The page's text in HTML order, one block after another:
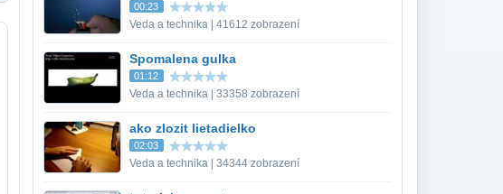
00:23
Veda a technika | 41612 zobrazení
Spomalena gulka
01:12
Veda a technika | 33358 zobrazení
ako zlozit lietadielko
02:03
Veda a technika | 34344 zobrazení